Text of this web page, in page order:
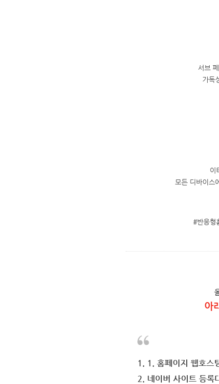
서브
가독
이
모든 디바이스
#반응형
아
1. 1. 홈페이지 웹호스
2. 네이버 사이트 등록